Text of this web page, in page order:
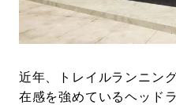
#SPORTS
近年、トレイルランニン
在感を強めているヘッド